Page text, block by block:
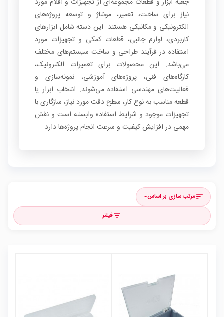
جعبه ابزار و قطعات مجموعه‌ای از تجهیزات و اقلام مورد
نیاز برای ساخت، تعمیر، مونتاژ و توسعه پروژه‌های
الکترونیکی و مکانیکی هستند. این دسته شامل ابزارهای
کاربردی، لوازم جانبی، قطعات کمکی و تجهیزات مورد
استفاده در فرآیند طراحی و ساخت سیستم‌های مختلف
می‌باشد. این محصولات برای تعمیرات الکترونیک،
کارگاه‌های فنی، پروژه‌های آموزشی، نمونه‌سازی و
فعالیت‌های مهندسی استفاده می‌شوند. انتخاب ابزار یا
قطعه مناسب به نوع کار، سطح دقت مورد نیاز، سازگاری با
تجهیزات موجود و شرایط استفاده وابسته است و نقش
مهمی در افزایش کیفیت و سرعت انجام پروژه‌ها دارد.
sortمرتب سازی بر اساس
filter_listفیلتر